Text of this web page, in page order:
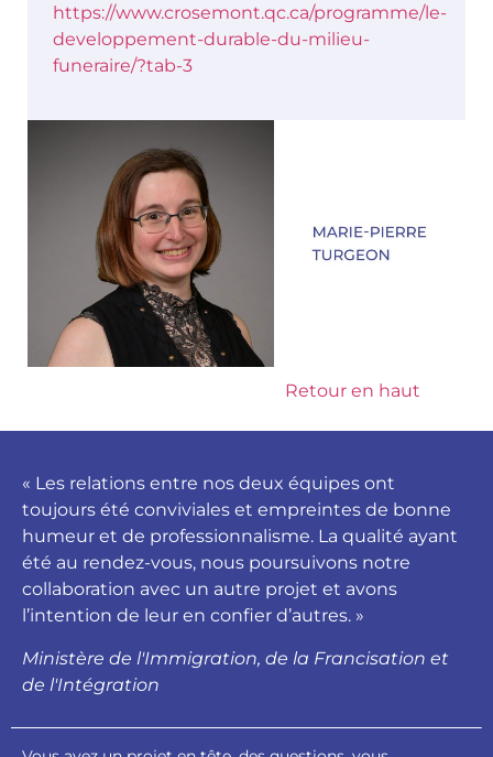
https://www.crosemont.qc.ca/programme/le-
developpement-durable-du-milieu-
funeraire/?tab-3
Retour en haut
« Les relations entre nos deux équipes ont
toujours été conviviales et empreintes de bonne
humeur et de professionnalisme. La qualité ayant
été au rendez-vous, nous poursuivons notre
collaboration avec un autre projet et avons
l’intention de leur en confier d’autres. »
Ministère de l'Immigration, de la Francisation et
de l'Intégration